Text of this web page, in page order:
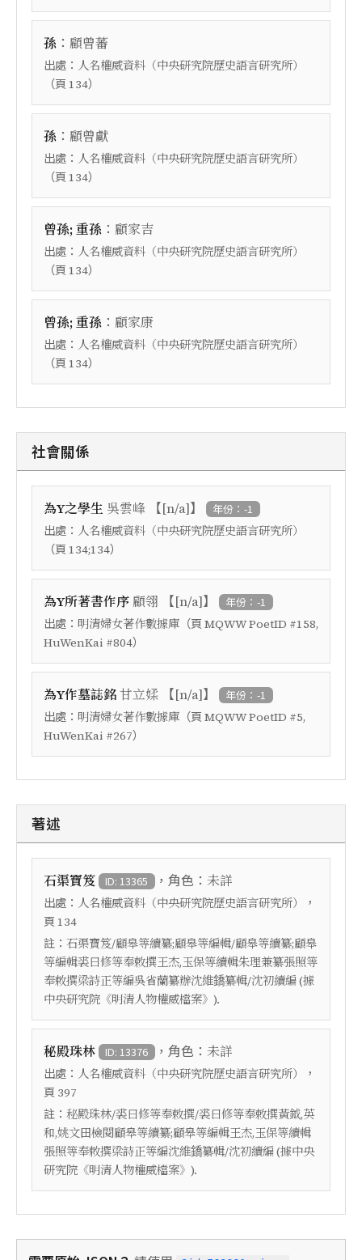
孫 ： 顧曾蕃
出處： 人名權威資料（中央研究院歷史語言研究所）
（頁 134）
孫 ： 顧曾獻
出處： 人名權威資料（中央研究院歷史語言研究所）
（頁 134）
曾孫; 重孫 ： 顧家吉
出處： 人名權威資料（中央研究院歷史語言研究所）
（頁 134）
曾孫; 重孫 ： 顧家康
出處： 人名權威資料（中央研究院歷史語言研究所）
（頁 134）
社會關係
為Y之學生 吳雲峰 【[n/a]】 年份：-1
出處： 人名權威資料（中央研究院歷史語言研究所）
（頁 134;134）
為Y所著書作序 顧翎 【[n/a]】 年份：-1
出處： 明清婦女著作數據庫 （頁 MQWW PoetID #158,
HuWenKai #804）
為Y作墓誌銘甘立媃 【[n/a]】 年份：-1
出處： 明清婦女著作數據庫 （頁 MQWW PoetID #5,
HuWenKai #267）
著述
石渠寶笈 ID: 13365 ，角色： 未詳
出處： 人名權威資料（中央研究院歷史語言研究所）
，
頁 134
註： 石渠寶笈/顧皋等續纂;顧皋等編輯/顧皋等續纂;顧皋
等編輯裘曰修等奉敕撰王杰,玉保等續輯朱理兼纂張照等
奉敕撰梁詩正等編吳省蘭纂辦沈維鐈纂輯/沈初續編 (據
中央研究院《明清人物權威檔案》).
秘殿珠林 ID: 13376 ，角色： 未詳
出處： 人名權威資料（中央研究院歷史語言研究所）
，
頁 397
註： 秘殿珠林/裘曰修等奉敕撰/裘曰修等奉敕撰黃鉞,英
和,姚文田檢閱顧皋等續纂;顧皋等編輯王杰,玉保等續輯
張照等奉敕撰梁詩正等編沈維鐈纂輯/沈初續編 (據中央
研究院《明清人物權威檔案》).